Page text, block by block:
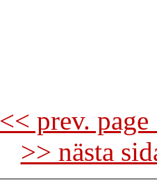
<< prev.
>> nästa